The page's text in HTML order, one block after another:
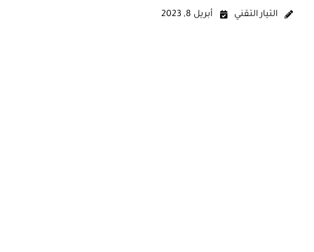
التيار التقني أبريل 8, 2023